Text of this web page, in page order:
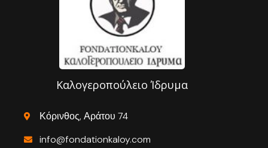
Καλογεροπούλειο Ίδρυμα
Κόρινθος, Αράτου 74
info@fondationkaloy.com